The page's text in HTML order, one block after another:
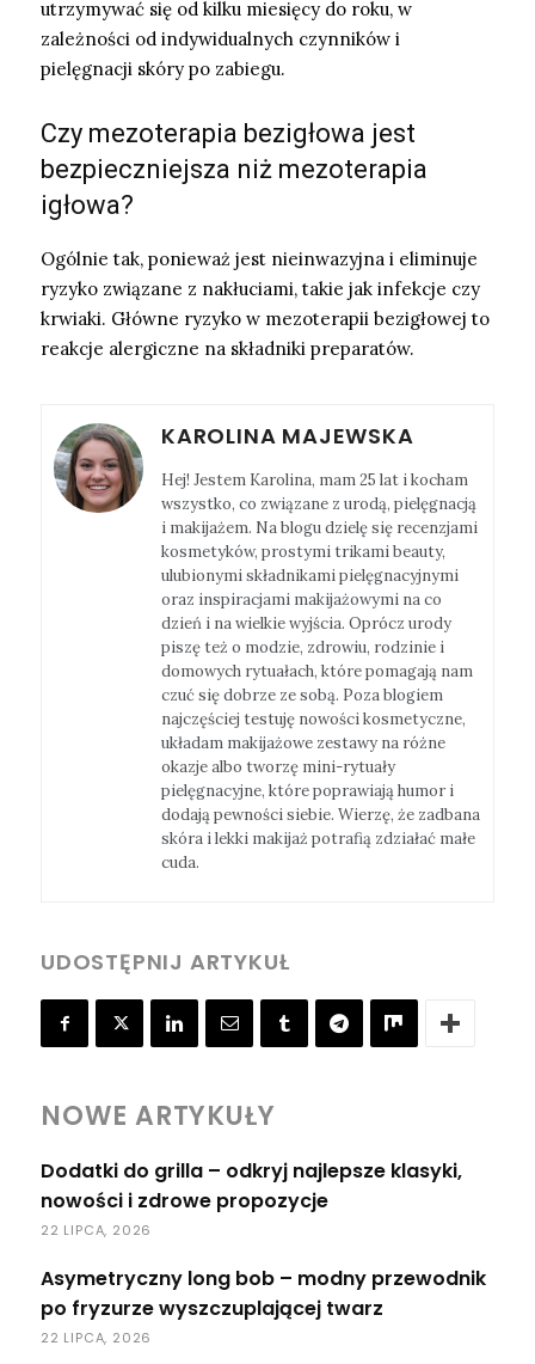
utrzymywać się od kilku miesięcy do roku, w
zależności od indywidualnych czynników i
pielęgnacji skóry po zabiegu.
Czy mezoterapia bezigłowa jest
bezpieczniejsza niż mezoterapia
igłowa?
Ogólnie tak, ponieważ jest nieinwazyjna i eliminuje
ryzyko związane z nakłuciami, takie jak infekcje czy
krwiaki. Główne ryzyko w mezoterapii bezigłowej to
reakcje alergiczne na składniki preparatów.
KAROLINA MAJEWSKA
Hej! Jestem Karolina, mam 25 lat i kocham
wszystko, co związane z urodą, pielęgnacją
i makijażem. Na blogu dzielę się recenzjami
kosmetyków, prostymi trikami beauty,
ulubionymi składnikami pielęgnacyjnymi
oraz inspiracjami makijażowymi na co
dzień i na wielkie wyjścia. Oprócz urody
piszę też o modzie, zdrowiu, rodzinie i
domowych rytuałach, które pomagają nam
czuć się dobrze ze sobą. Poza blogiem
najczęściej testuję nowości kosmetyczne,
układam makijażowe zestawy na różne
okazje albo tworzę mini-rytuały
pielęgnacyjne, które poprawiają humor i
dodają pewności siebie. Wierzę, że zadbana
skóra i lekki makijaż potrafią zdziałać małe
cuda.
UDOSTĘPNIJ ARTYKUŁ
NOWE ARTYKUŁY
Dodatki do grilla – odkryj najlepsze klasyki,
nowości i zdrowe propozycje
22 LIPCA, 2026
Asymetryczny long bob – modny przewodnik
po fryzurze wyszczuplającej twarz
22 LIPCA, 2026